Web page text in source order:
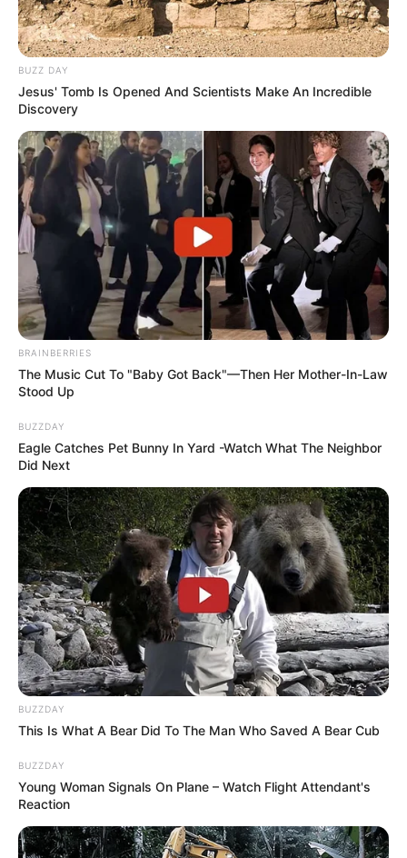
BUZZ DAY
Jesus' Tomb Is Opened And Scientists Make An Incredible
Discovery
BRAINBERRIES
The Music Cut To "Baby Got Back"—Then Her Mother-In-Law
Stood Up
BUZZDAY
Eagle Catches Pet Bunny In Yard -Watch What The Neighbor
Did Next
BUZZDAY
This Is What A Bear Did To The Man Who Saved A Bear Cub
BUZZDAY
Young Woman Signals On Plane – Watch Flight Attendant's
Reaction